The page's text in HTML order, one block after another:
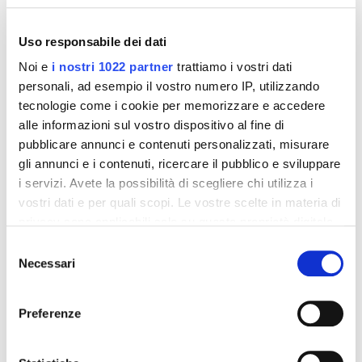
Uso responsabile dei dati
Noi e i nostri 1022 partner trattiamo i vostri dati
personali, ad esempio il vostro numero IP, utilizzando
tecnologie come i cookie per memorizzare e accedere
alle informazioni sul vostro dispositivo al fine di
pubblicare annunci e contenuti personalizzati, misurare
gli annunci e i contenuti, ricercare il pubblico e sviluppare
i servizi. Avete la possibilità di scegliere chi utilizza i
vostri dati e per quali scopi. Le vostre scelte in materia di
modificare o revocare il proprio consenso in qualsiasi
momento dalla Dichiarazione sui cookie o facendo clic
delNecessari
Preferenze
Integratori per dimagrire
Amin 21 K al cacao - 21
Integratori per dimagrire
55,18 €